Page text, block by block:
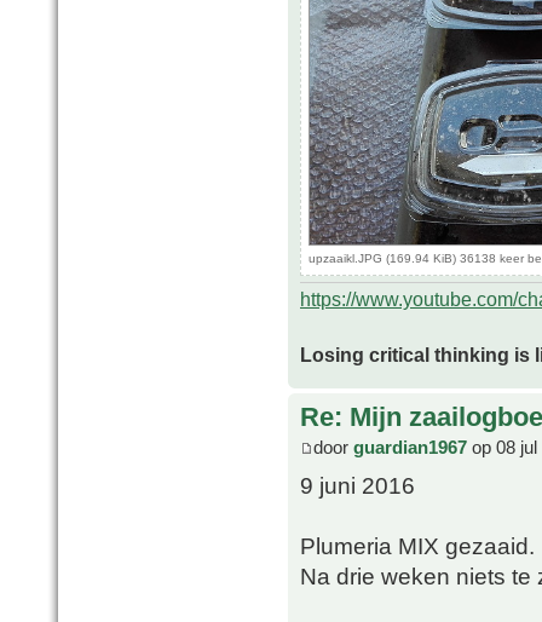
upzaaikl.JPG (169.94 KiB) 36138 keer
https://www.youtube.com/
Losing critical thinking is
Re: Mijn
door guardian1967 op 08 jul
9 juni 2016
Plumeria MIX gezaaid.
Na drie weken niets te